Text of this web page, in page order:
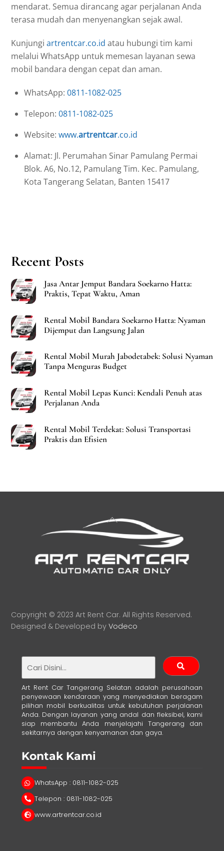
mendarat. Semua dirancang agar perjalanan Anda
terasa mudah dan menyenangkan sejak awal.
Kunjungiartrentcar.co.id atau hubungi tim kami
melalui WhatsApp untuk memesan layanan sewa
mobil bandara dengan cepat dan aman.
WhatsApp: 0811-1082-025
Telepon: 0811-1082-025
Website: www.artrentcar.co.id
Alamat: Jl. Perumahan Sinar Pamulang Permai
Blok. A6, No.12, Pamulang Tim. Kec. Pamulang,
Kota Tangerang Selatan, Banten 15417
Recent Posts
Jasa Antar Jemput Bandara Soekarno Hatta:
Praktis, Tepat Waktu, Aman
Rental Mobil Bandara Soekarno Hatta: Nyaman
Dijemput dan Langsung Jalan
Rental Mobil Murah Jabodetabek: Solusi Nyaman
Tanpa Menguras Budget
Rental Mobil Lepas Kunci: Kendali Penuh atas
Perjalanan Anda
Rental Mobil Terdekat: Solusi Transportasi
Praktis dan Efisien
Back
To
Copyright © 2023 Art Rent Car. All Rights Reserved.
Designed & Developed byVodeco
Art Rent Car Tangerang Selatan adalah perusahaan
penyewaan kendaraan yang menyediakan beragam
pilihan mobil berkualitas untuk kebutuhan perjalanan
Anda. Dengan layanan yang andal dan fleksibel, kami
siap membantu Anda menjelajahi Tangerang dan
sekitarnya dengan kenyamanan dan gaya.
Kontak Kami
WhatsApp : 0811-1082-025
Telepon : 0811-1082-025
www.artrentcar.co.id